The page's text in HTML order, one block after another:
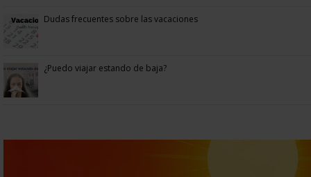
Dudas frecuentes sobre las vacaciones
¿Puedo viajar estando de baja?